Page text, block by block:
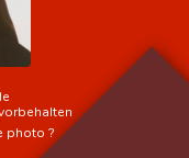
photo ?